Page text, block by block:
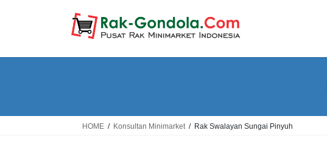
HOME Konsultan Minimarket Rak Swalayan Sungai Pinyuh